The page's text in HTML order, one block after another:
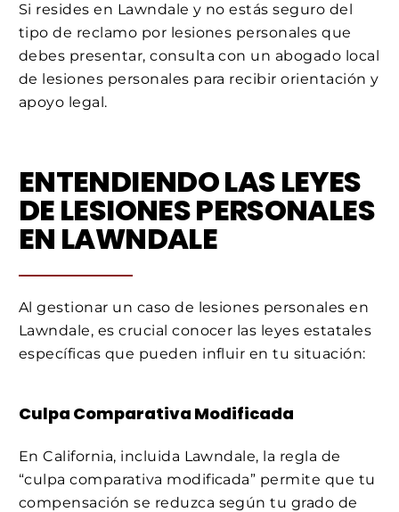
Si resides en Lawndale y no estás seguro del
tipo de reclamo por lesiones personales que
debes presentar, consulta con un abogado local
de lesiones personales para recibir orientación y
apoyo legal.
ENTENDIENDO LAS LEYES
DE LESIONES PERSONALES
EN LAWNDALE
Al gestionar un caso de lesiones personales en
Lawndale, es crucial conocer las leyes estatales
específicas que pueden influir en tu situación:
Culpa Comparativa Modificada
En California, incluida Lawndale, la regla de
“culpa comparativa modificada” permite que tu
compensación se reduzca según tu grado de